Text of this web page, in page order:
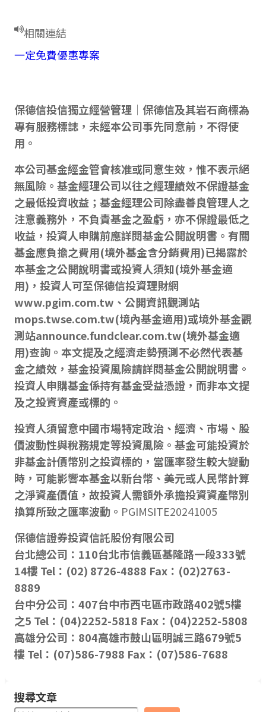
相關連結
一定免費優惠專案
保德信投信獨立經營管理│保德信及其岩石商標為
專有服務標誌，未經本公司事先同意前，不得使
用。
本公司基金經金管會核准或同意生效，惟不表示絕
無風險。基金經理公司以往之經理績效不保證基金
之最低投資收益；基金經理公司除盡善良管理人之
注意義務外，不負責基金之盈虧，亦不保證最低之
收益，投資人申購前應詳閱基金公開說明書。有關
基金應負擔之費用(境外基金含分銷費用)已揭露於
本基金之公開說明書或投資人須知(境外基金適
用)，投資人可至保德信投資理財網
www.pgim.com.tw、公開資訊觀測站
mops.twse.com.tw(境內基金適用)或境外基金觀
測站announce.fundclear.com.tw(境外基金適
用)查詢。本文提及之經濟走勢預測不必然代表基
金之績效，基金投資風險請詳閱基金公開說明書。
投資人申購基金係持有基金受益憑證，而非本文提
及之投資資產或標的。
投資人須留意中國市場特定政治、經濟、市場、股
價波動性與稅務規定等投資風險。 基金可能投資於
非基金計價幣別之投資標的，當匯率發生較大變動
時，可能影響本基金以新台幣、美元或人民幣計算
之淨資產價值，故投資人需額外承擔投資資產幣別
換算所致之匯率波動。 PGIMSITE20241005
保德信證券投資信託股份有限公司
台北總公司：110台北市信義區基隆路一段333號
14樓 Tel：(02) 8726-4888 Fax：(02)2763-
8889
台中分公司：407台中市西屯區市政路402號5樓
之5 Tel：(04)2252-5818 Fax：(04)2252-5808
高雄分公司：804高雄市鼓山區明誠三路679號5
樓 Tel：(07)586-7988 Fax：(07)586-7688
搜尋文章